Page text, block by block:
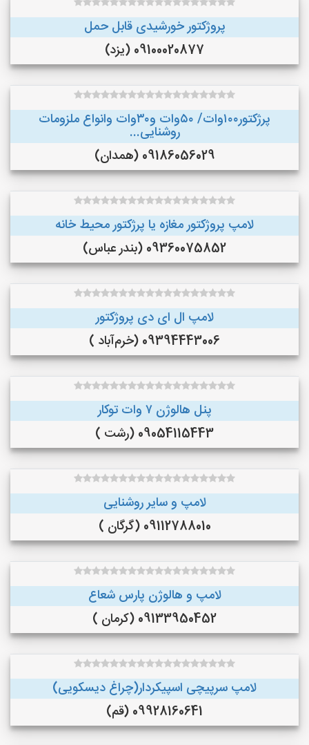
پروژکتور خورشیدی قابل حمل
09100020877 (یزد)
پرژکتور۱۰۰وات/ ۵۰وات و۳۰وات وانواع ملزومات
روشنایی...
09186056029 (همدان)
لامپ پروژکتور مغازه یا پرژکتور محیط خانه
09360075852 (بندر عباس)
لامپ ال ای دی پروژکتور
09394443006 (خرم‌آباد )
پنل هالوژن ۷ وات توکار
09054115443 (رشت )
لامپ و سایر روشنایی
09112788010 (گرگان )
لامپ و هالوژن پارس شعاع
09133950452 (کرمان )
لامپ سرپیچی اسپیکردار(چراغ دیسکویی)
09928160641 (قم)